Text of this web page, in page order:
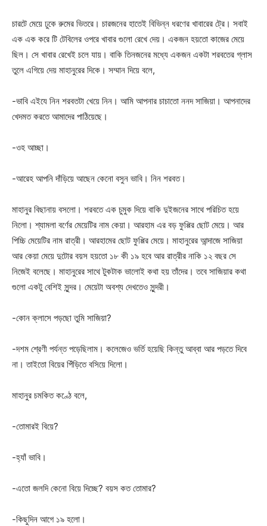
চারটে মেয়ে ঢুকে রুমের ভিতরে। চারজনের হাতেই বিভিন্ন ধরণের খাবারের ট্রে। সবাই
এক এক করে টি টেবিলের ওপরে খাবার গুলো রেখে দেয়। একজন হয়তো কাজের মেয়ে
ছিল। সে খাবার রেখেই চলে যায়। বাকি তিনজনের মধ্যে একজন একটা শরবতের গ্লাস
তুলে এগিয়ে দেয় মাহানুরের দিকে। সম্মান দিয়ে বলে,
-ভাবি এইযে নিন শরবতটা খেয়ে নিন। আমি আপনার চাচাতো ননদ সাজিয়া। আপনাদের
খেদমত করতে আমাদের পাঠিয়েছে।
-ওহ আচ্ছা।
-আরেহ আপনি দাঁড়িয়ে আছেন কেনো বসুন ভাবি। নিন শরবত।
মাহানুর বিছানায় বসলো। শরবতে এক চুমুক দিয়ে বাকি দুইজনের সাথে পরিচিত হয়ে
নিলো। শ্যামলা বর্ণের মেয়েটির নাম কেয়া। আরহাম এর বড় ফুপ্পির ছোট মেয়ে। আর
পিচ্চি মেয়েটির নাম রাত্রী। আরহামের ছোট ফুপ্পির মেয়ে। মাহানুরের আন্দাজে সাজিয়া
আর কেয়া মেয়ে দুটোর বয়স হয়তো ১৮ কী ১৯ হবে আর রাত্রীর নাকি ১২ বছর সে
নিজেই বলেছে। মাহানুরের সাথে টুকটাক ভালোই কথা হয় তাঁদের। তবে সাজিয়ার কথা
গুলো একটু বেশিই সুন্দর। মেয়েটা অবশ্য দেখতেও সুন্দরী।
-কোন ক্লাসে পড়ছো তুমি সাজিয়া?
-দশম শ্রেণী পর্যন্ত পড়েছিলাম। কলেজেও ভর্তি হয়েছি কিন্তু আব্বা আর পড়তে দিবে
না। তাইতো বিয়ের পিঁড়িতে বসিয়ে দিলো।
মাহানুর চমকিত কণ্ঠে বলে,
-তোমারই বিয়ে?
-হ্যাঁ ভাবি।
-এতো জলদি কেনো বিয়ে দিচ্ছে? বয়স কত তোমার?
-কিছুদিন আগে ১৯ হলো।